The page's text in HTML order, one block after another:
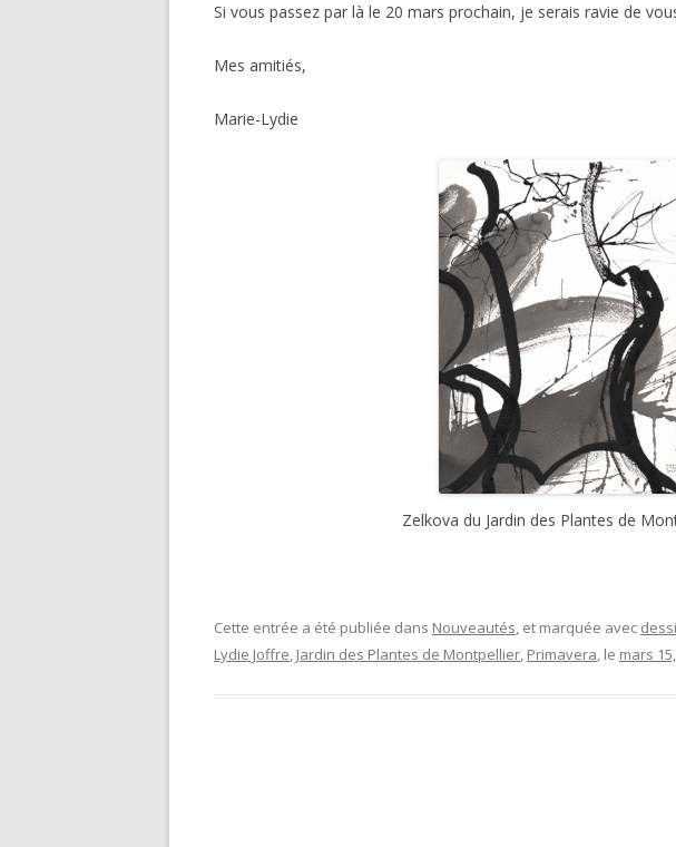
Si vous passez par là le 20 mars prochain, je serais ravie de
Mes amitiés,
Marie-Lydie
Zelkova du Jardin des Plantes de
Cette entrée a été publiée dans Nouveautés, et marquée avec
Lydie Joffre, Jardin des Plantes de Montpellier, Primavera, le mars